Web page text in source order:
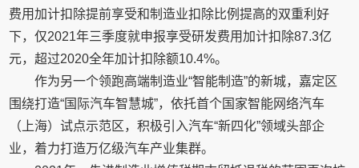
费用加计扣除提前享受和制造业扣除比例提高的双重利好
下，仅2021年三季度就申报享受研发费用加计扣除87.3亿
元，超过2020全年加计扣除额10.4%。
作为另一个领跑高端制造业“智能制造”的新城，嘉定区
围绕打造“国际汽车智慧城”，依托首个国家智能网络汽车
（上海）试点示范区，积极引入汽车“新四化”领域头部企
业，着力打造万亿级汽车产业集群。